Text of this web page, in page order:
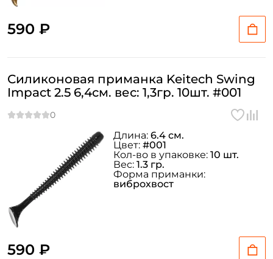
590 ₽
Силиконовая приманка Keitech Swing
Impact 2.5 6,4см. вес: 1,3гр. 10шт. #001
590 ₽
Длина: 6.4 см.
Цвет: #001
Кол-во в упаковке: 10 шт.
Вес: 1.3 гр.
Форма приманки:
виброхвост